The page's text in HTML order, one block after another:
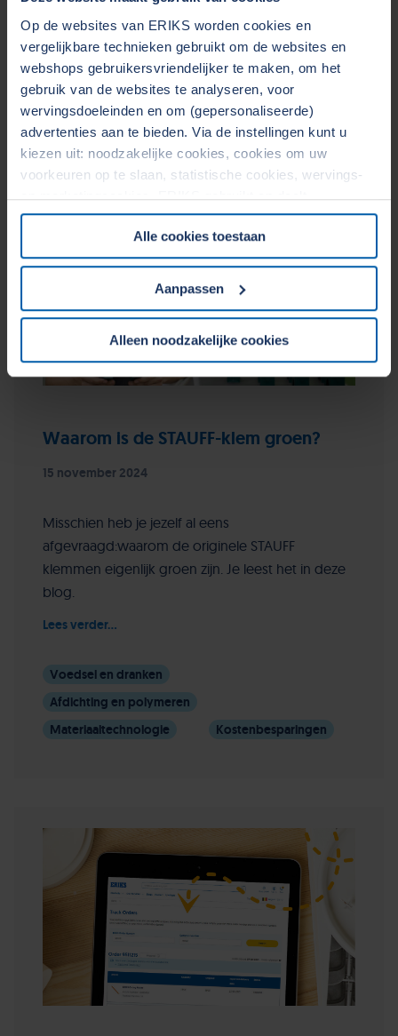
Op de websites van ERIKS worden cookies en
vergelijkbare technieken gebruikt om de websites en
webshops gebruikersvriendelijker te maken, om het
gebruik van de websites te analyseren, voor
wervingsdoeleinden en om (gepersonaliseerde)
advertenties aan te bieden. Via de instellingen kunt u
kiezen uit: noodzakelijke cookies, cookies om uw
voorkeuren op te slaan, statistische cookies, wervings-
en marketingcookies. ERIKS gebruikt en deelt
persoonsgegevens met Derden. Door op de OK-knop te
klikken, gaat u akkoord met het gebruik van alle cookies
en geeft u toestemming voor de bijbehorende verwerking
van uw persoonsgegevens. Zie voor meer informatie
allen tijde uw toestemming wijzigen of intrekken in het
Cookiebeleid op onze website.
Alle cookies toestaan
Aanpassen
Alleen noodzakelijke cookies
Lees verder...
Engineering en contracting
Industriële kunststoffen
Kostenbesparingen
Waarom is de STAUFF-klem groen?
15 november 2024
Misschien heb je jezelf al eens
afgevraagd:waarom de originele STAUFF
klemmen eigenlijk groen zijn. Je leest het in deze
blog.
Lees verder...
Voedsel en dranken
Afdichting en polymeren
Materiaaltechnologie
Kostenbesparingen